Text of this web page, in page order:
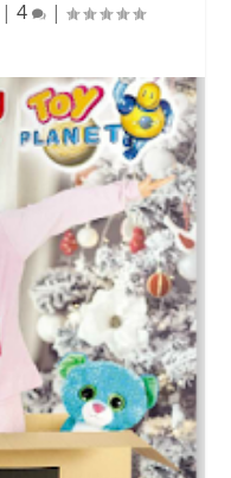
| 4 |